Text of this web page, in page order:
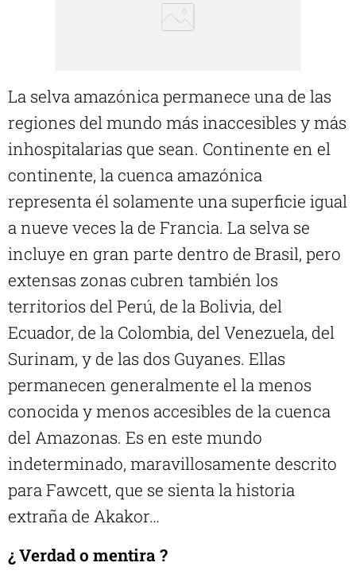
La selva amazónica permanece una de las
regiones del mundo más inaccesibles y más
inhospitalarias que sean. Continente en el
continente, la cuenca amazónica
representa él solamente una superficie igual
a nueve veces la de Francia. La selva se
incluye en gran parte dentro de Brasil, pero
extensas zonas cubren también los
territorios del Perú, de la Bolivia, del
Ecuador, de la Colombia, del Venezuela, del
Surinam, y de las dos Guyanes. Ellas
permanecen generalmente el la menos
conocida y menos accesibles de la cuenca
del Amazonas. Es en este mundo
indeterminado, maravillosamente descrito
para Fawcett, que se sienta la historia
extraña de Akakor…
¿ Verdad o mentira ?